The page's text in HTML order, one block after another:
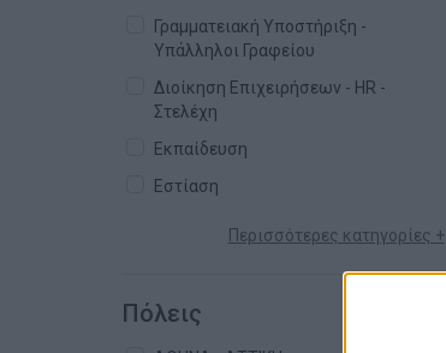
Γραμματειακή Υποστήριξη -
Υπάλληλοι Γραφείου
Διοίκηση Επιχειρήσεων - HR -
Στελέχη
Εκπαίδευση
Εστίαση
Περισσότερες κατηγορίες +
Πόλεις